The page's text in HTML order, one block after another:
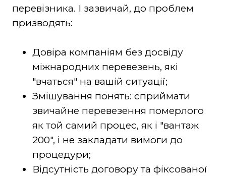
перевізника. І зазвичай, до проблем
призводять:
Довіра компаніям без досвіду
міжнародних перевезень, які
"вчаться" на вашій ситуації;
Змішування понять: сприймати
звичайне перевезення померлого
як той самий процес, як і "вантаж
200", і не закладати вимоги до
процедури;
Відсутність договору та фіксованої